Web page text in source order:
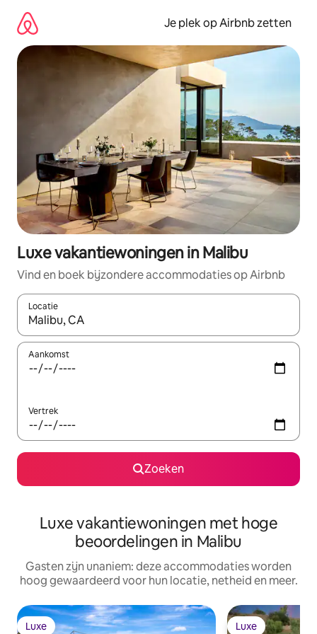
direct
naar
inhoud
Je plek op Airbnb zetten
Luxe vakantiewoningen in Malibu
Vind en boek bijzondere accommodaties op Airbnb
Locatie
Wanneer er resultaten beschikbaar zijn, maak je een keuze
Aankomst
Vertrek
Zoeken
Luxe vakantiewoningen met hoge
beoordelingen in Malibu
Gasten zijn unaniem: deze accommodaties worden
hoog gewaardeerd voor hun locatie, netheid en meer.
Luxe Luxe